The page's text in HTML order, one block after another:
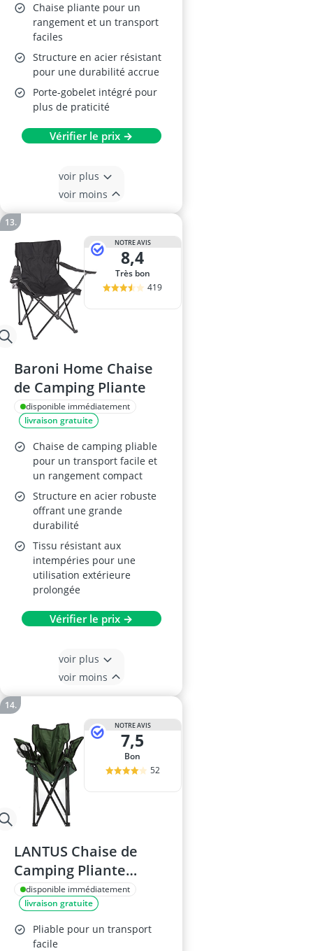
Chaise pliante pour un
rangement et un transport
faciles
Structure en acier résistant
pour une durabilité accrue
Porte-gobelet intégré pour
plus de praticité
Vérifier le prix →
voir plus
voir moins
NOTRE AVIS
8,4
Très bon
419
Baroni Home Chaise
de Camping Pliante
disponible immédiatement
livraison gratuite
Chaise de camping pliable
pour un transport facile et
un rangement compact
Structure en acier robuste
offrant une grande
durabilité
Tissu résistant aux
intempéries pour une
utilisation extérieure
prolongée
Vérifier le prix →
voir plus
voir moins
NOTRE AVIS
7,5
Bon
52
LANTUS Chaise de
Camping Pliante
5729C
disponible immédiatement
livraison gratuite
Pliable pour un transport
facile